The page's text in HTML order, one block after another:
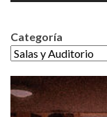
Categoría